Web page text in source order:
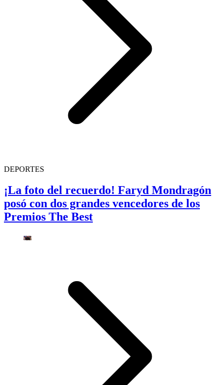
DEPORTES
¡La foto del recuerdo! Faryd Mondragón
posó con dos grandes vencedores de los
Premios The Best